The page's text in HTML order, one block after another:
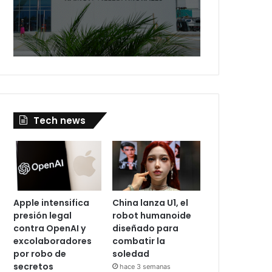
Tech news
Apple intensifica
presión legal
contra OpenAI y
excolaboradores
por robo de
secretos
China lanza U1, el
robot humanoide
diseñado para
combatir la
soledad
hace 3 semanas